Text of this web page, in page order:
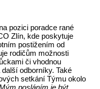
pozici poradce rané
Zlín, kde poskytuje
postižením od
rodičům možnosti
či vhodnou
odborníky. Také
setkání Týmu okolo
posláním je být